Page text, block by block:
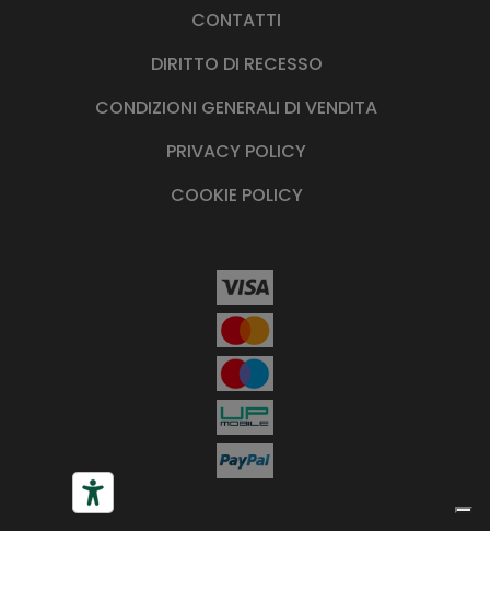
CONTATTI
DIRITTO DI RECESSO
CONDIZIONI GENERALI DI VENDITA
PRIVACY POLICY
COOKIE POLICY